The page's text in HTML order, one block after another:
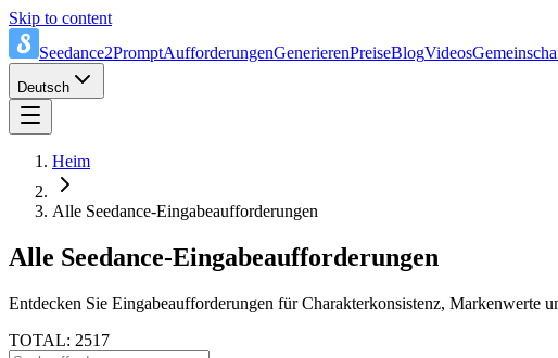
Skip to content
Seedance2PromptAufforderungenGenerierenPreiseBlogVideos
Deutsch
Heim
Alle Seedance-Eingabeaufforderungen
Alle Seedance-Eingabeaufforderungen
Entdecken Sie Eingabeaufforderungen für Charakterkonsistenz, Markenwerte
TOTAL: 2517